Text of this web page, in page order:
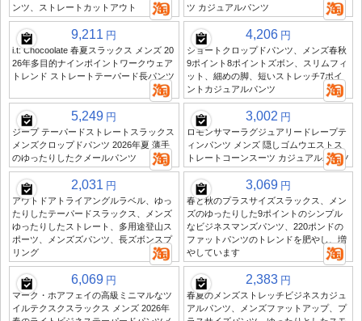
ンツ、ストレートカットアウト
ツ カジュアルパンツ
9,211 円
i.t: Chocoolate 春夏スラックス メンズ 20
26年多目的ナインポイントワークウェア
トレンド ストレートテーパード長パンツ
4,206 円
ショートクロップドパンツ、メンズ春秋
9ポイント8ポイントズボン、スリムフィ
ット、細めの脚、短いストレッチ7ポイ
ントカジュアルパンツ
5,249 円
ジープ テーパードストレートスラックス
メンズクロップドパンツ 2026年夏 薄手
のゆったりしたクメールパンツ
3,002 円
ロモンサマーラグジュアリードレープテ
ィンパンツ メンズ 隠しゴムウエストス
トレートコーンスーツ カジュアルパンツ
2,031 円
アウトドアトライアングルラベル、ゆっ
たりしたテーパードスラックス、メンズ
ゆったりしたストレート、多用途登山ス
ポーツ、メンズズパンツ、長ズボンスプ
リング
3,069 円
春と秋のプラスサイズスラックス、メン
ズのゆったりした9ポイントのシンプル
なビジネスマンズパンツ、220ポンドの
ファットパンツのトレンドを肥やし、増
やしています
6,069 円
マーク・ホアフェイの高級ミニマルなツ
イルテクスクスラックス メンズ 2026年
2,383 円
春夏のメンズストレッチビジネスカジュ
アルパンツ、メンズファットアップ、プ